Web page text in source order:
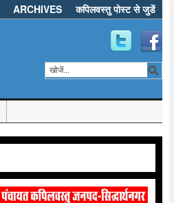
ARCHIVES कपिलवस्तु पोस्ट से जुडें